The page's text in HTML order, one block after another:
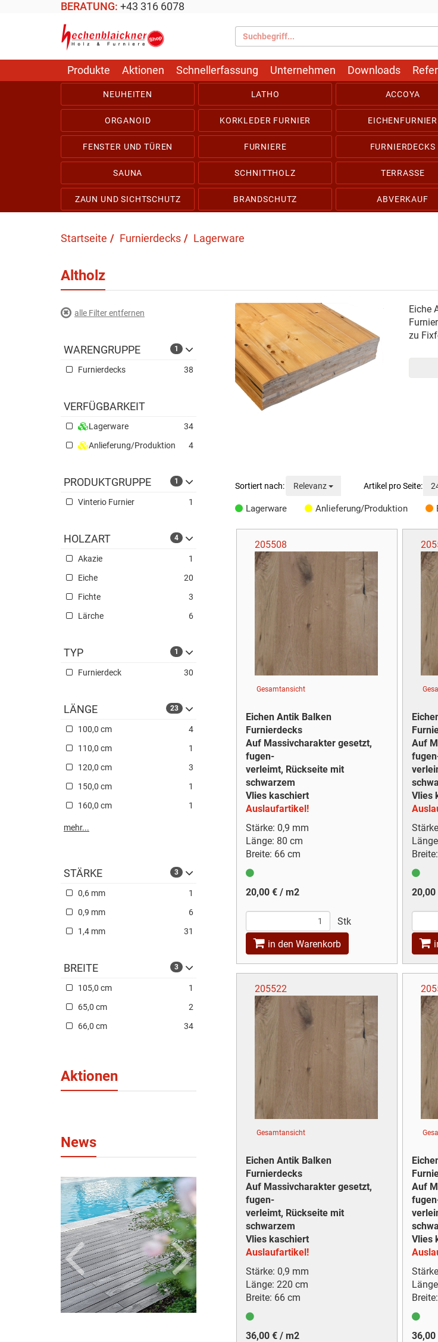
BERATUNG: +43 316 6078
Produkte Aktionen Schnellerfassung Unternehmen Downloads
NEUHEITEN LATHO ACCOYA
ORGANOID KORKLEDER FURNIER EICHENFURNIER
FENSTER UND TÜREN FURNIERE FURNIERDECKS
SAUNA SCHNITTHOLZ TERRASSE
ZAUN UND SICHTSCHUTZ BRANDSCHUTZ ABVERKAUF
Startseite Furnierdecks Lagerware
Altholz
alle Filter entfernen
WARENGRUPPE 1
Furnierdecks 38
VERFÜGBARKEIT
Lagerware
34
Anlieferung/Produktion
4
PRODUKTGRUPPE 1
Vinterio Furnier 1
HOLZART 4
Akazie
1
Eiche
20
Fichte
3
Lärche
6
TYP 1
Furnierdeck 30
LÄNGE 23
100,0 cm
4
110,0 cm
1
120,0 cm
3
150,0 cm
1
160,0 cm
1
mehr...
STÄRKE 3
0,6 mm
1
0,9 mm
6
1,4 mm
31
BREITE 3
105,0 cm
1
65,0 cm
2
66,0 cm
34
Aktionen
News
Eiche
zu
Relevanz Sortierung
Lagerware Anlieferung/Produktion
205508
Gesamtansicht
Eichen Antik Balken
Furnierdecks
Auf Massivcharakter gesetzt,
fugen-
verleimt, Rückseite mit
schwarzem
Vlies kaschiert
Auslaufartikel!
Stärke: 0,9 mm
Länge: 80 cm
Breite: 66 cm
20,00 € / m2
Stk
in den Warenkorb
Auf
Vlies
205522
Gesamtansicht
Eichen Antik Balken
Furnierdecks
Auf Massivcharakter gesetzt,
fugen-
verleimt, Rückseite mit
schwarzem
Vlies kaschiert
Auslaufartikel!
Stärke: 0,9 mm
Länge: 220 cm
Breite: 66 cm
36,00 € / m2
Auf
Vlies